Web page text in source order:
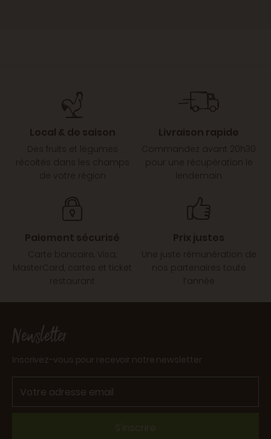
Local & de saison
Des fruits et légumes
récoltés dans les champs
de votre région
Livraison rapide
Commandez avant 20h30
pour une récupération le
lendemain
Paiement sécurisé
Carte bancaire, Visa,
MasterCard, cartes et ticket
restaurant
Prix justes
Une juste rémunération de
nos partenaires toute
l’année
Newsletter
Inscrivez-vous pour recevoir notre newsletter
S'inscrire